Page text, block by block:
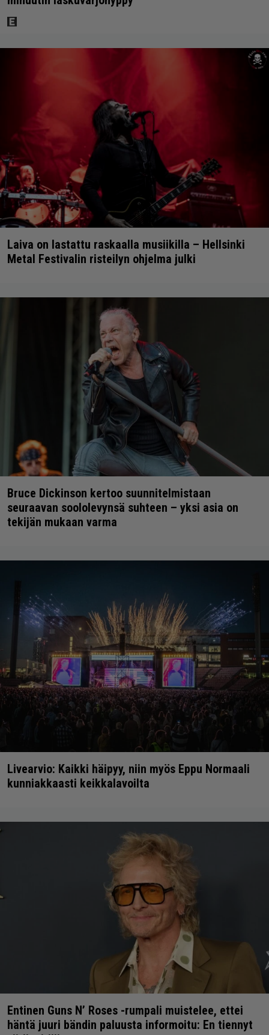
Laiva on lastattu raskaalla musiikilla – Hellsinki
Metal Festivalin risteilyn ohjelma julki
Bruce Dickinson kertoo suunnitelmistaan
seuraavan soololevynsä suhteen – yksi asia on
tekijän mukaan varma
Livearvio: Kaikki häipyy, niin myös Eppu Normaali
kunniakkaasti keikkalavoilta
Entinen Guns N’ Roses -rumpali muistelee, ettei
häntä juuri bändin paluusta informoitu: En tiennyt